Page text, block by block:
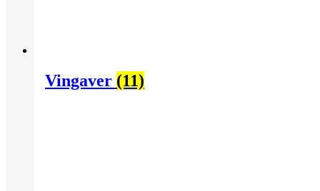
Vingaver (11)